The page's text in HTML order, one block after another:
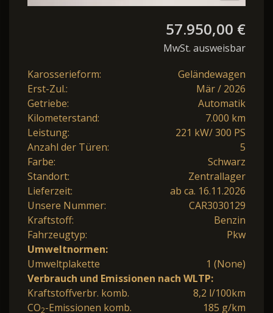
57.950,00 €
MwSt. ausweisbar
Karosserieform:
Geländewagen
Erst-Zul.:
Mär / 2026
Getriebe:
Automatik
Kilometerstand:
7.000 km
Leistung:
221 kW/ 300 PS
Anzahl der Türen:
5
Farbe:
Schwarz
Standort:
Zentrallager
Lieferzeit:
ab ca. 16.11.2026
Unsere Nummer:
CAR3030129
Kraftstoff:
Benzin
Fahrzeugtyp:
Pkw
Umweltnormen:
Umweltplakette
1 (None)
Verbrauch und Emissionen nach WLTP:
Kraftstoffverbr. komb.
8,2 l/100km
CO2-Emissionen komb.
185 g/km